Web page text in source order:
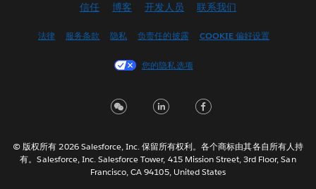
English (UK)
Français (Canada)
Italiano
한국어
Nederlands
信任 博客 开发人员 联系我们
法律 服务条款 隐私 负责任的披露 COOKIE 偏好设置
您的隐私选项
© 版权所有 2026 Salesforce, Inc. 保留所有权利。各个商标由其各自所有人持
有。Salesforce, Inc. Salesforce Tower, 415 Mission Street, 3rd Floor, San
Francisco, CA 94105, United States